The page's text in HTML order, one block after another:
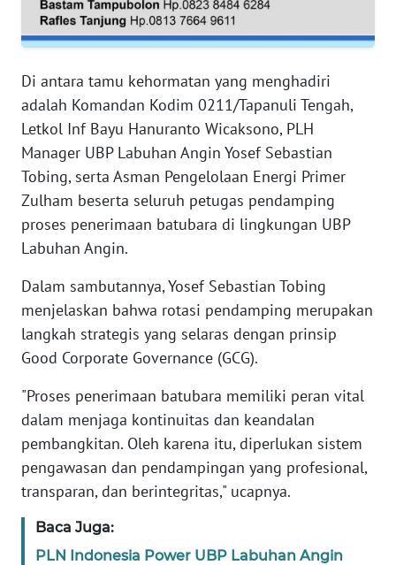
Di antara tamu kehormatan yang menghadiri
adalah Komandan Kodim 0211/Tapanuli Tengah,
Letkol Inf Bayu Hanuranto Wicaksono, PLH
Manager UBP Labuhan Angin Yosef Sebastian
Tobing, serta Asman Pengelolaan Energi Primer
Zulham beserta seluruh petugas pendamping
proses penerimaan batubara di lingkungan UBP
Labuhan Angin.
Dalam sambutannya, Yosef Sebastian Tobing
menjelaskan bahwa rotasi pendamping merupakan
langkah strategis yang selaras dengan prinsip
Good Corporate Governance (GCG).
"Proses penerimaan batubara memiliki peran vital
dalam menjaga kontinuitas dan keandalan
pembangkitan. Oleh karena itu, diperlukan sistem
pengawasan dan pendampingan yang profesional,
transparan, dan berintegritas," ucapnya.
Baca Juga:
PLN Indonesia Power UBP Labuhan Angin
WN
RIAU
WN
SERAMBI
JAMBI
WN
SULTRA
NTB
WN
SULTENG
WN
SULBAR
WN
BABEL
WN
SUMBAR